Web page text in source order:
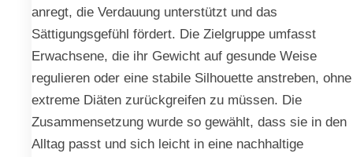
anregt, die Verdauung unterstützt und das
Sättigungsgefühl fördert. Die Zielgruppe umfasst
Erwachsene, die ihr Gewicht auf gesunde Weise
regulieren oder eine stabile Silhouette anstreben,
extreme Diäten zurückgreifen zu müssen. Die
Zusammensetzung wurde so gewählt, dass sie in den
Alltag passt und sich leicht in eine nachhaltige